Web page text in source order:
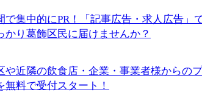
で集中的にPR！「記事広告・求人広告」
かり葛飾区民に届けませんか？
や近隣の飲食店・企業・事業者様からの
無料で受付スタート！